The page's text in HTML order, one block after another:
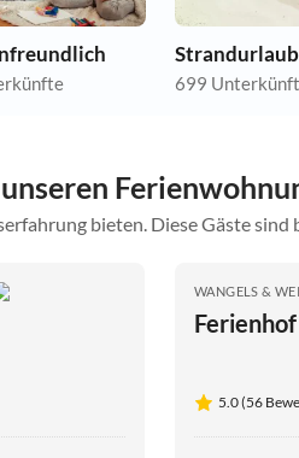
Strandurlaub
699
bieten. Diese Gäste sind
WANGELS &
5.0 (56